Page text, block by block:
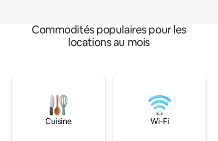
Commodités populaires pour les
locations au mois
Cuisine Wi-Fi